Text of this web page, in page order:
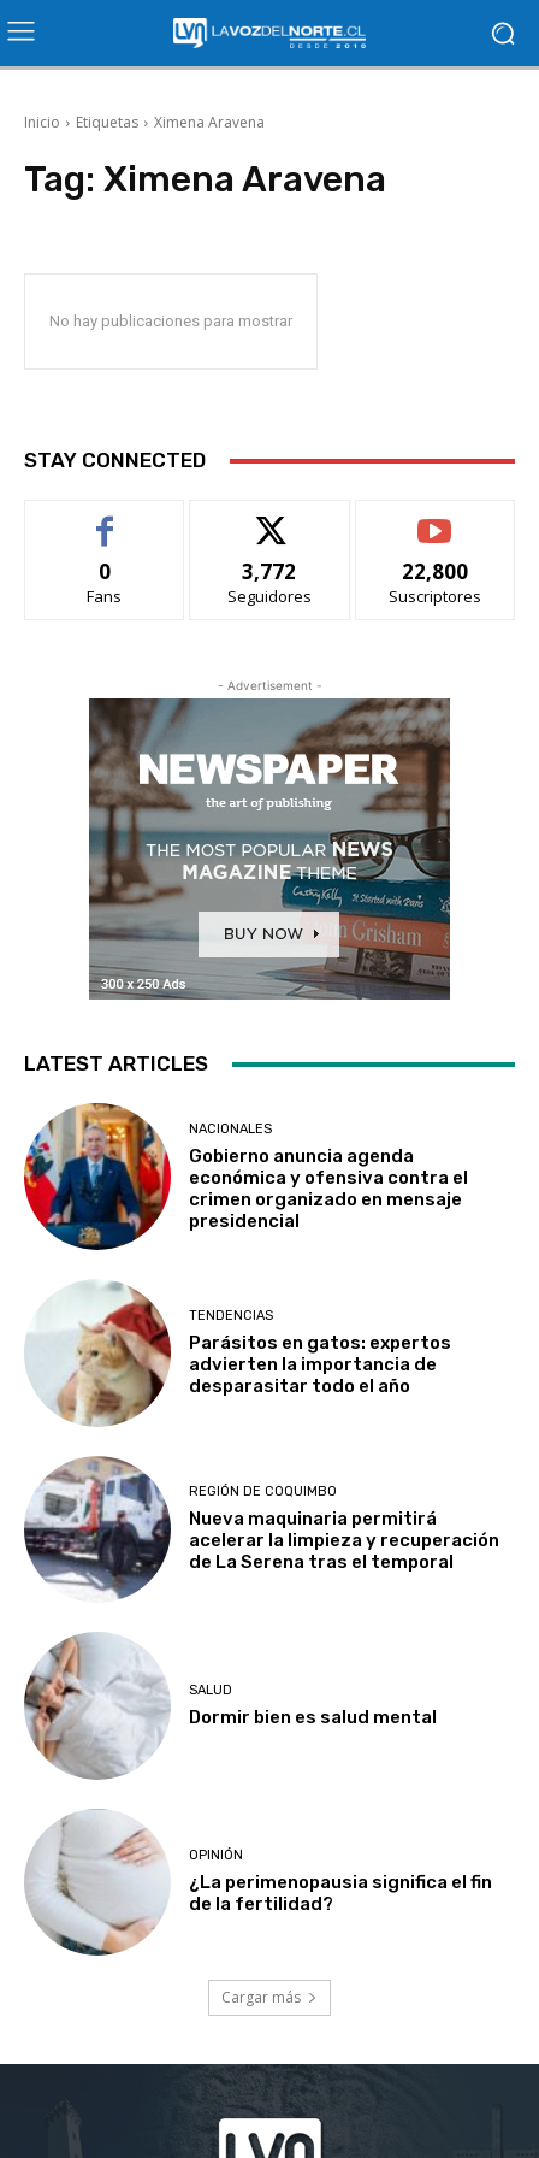
Inicio Etiquetas Ximena Aravena
Tag: Ximena Aravena
No hay publicaciones para mostrar
STAY CONNECTED
0
Fans
3,772
Seguidores
22,800
Suscriptores
- Advertisement -
LATEST ARTICLES
NACIONALES
Gobierno anuncia agenda
económica y ofensiva contra el
crimen organizado en mensaje
presidencial
TENDENCIAS
Parásitos en gatos: expertos
advierten la importancia de
desparasitar todo el año
REGIÓN DE COQUIMBO
Nueva maquinaria permitirá
acelerar la limpieza y recuperación
de La Serena tras el temporal
SALUD
Dormir bien es salud mental
OPINIÓN
¿La perimenopausia significa el fin
de la fertilidad?
Cargar más